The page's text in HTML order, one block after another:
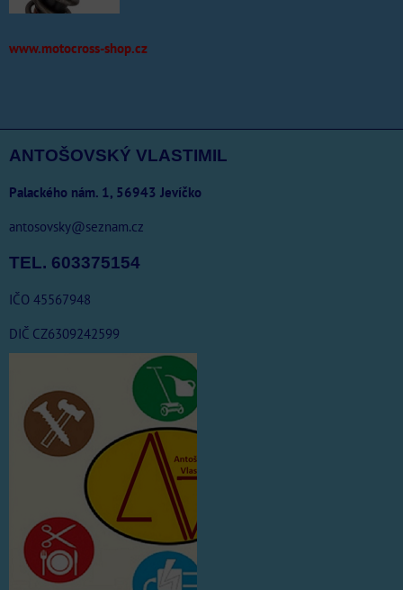
www.motocross-shop.cz
ANTOŠOVSKÝ VLASTIMIL
Palackého nám. 1, 56943 Jevíčko
antosovsky@seznam.cz
TEL. 603375154
IČO 45567948
DIČ CZ6309242599